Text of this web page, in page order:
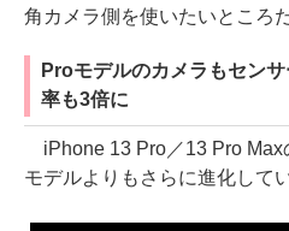
角カメラ側を使いたいところだ
Proモデルのカメラもセン
率も3倍に
iPhone 13 Pro／13 Pro Max
モデルよりもさらに進化してい